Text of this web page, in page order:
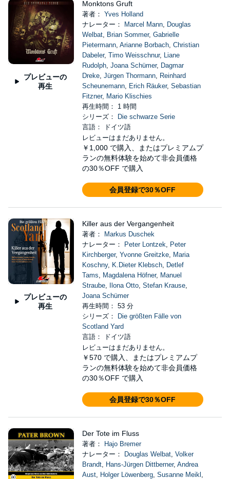
プレビューの
再生
Monktons Gruft
著者： Yves Holland
ナレーター：
Marcel Mann, Douglas
Welbat, Brian Sommer, Gabrielle
Pietermann, Arianne Borbach, Christian
Dabeler, Timo Weisschnur, Liane
Rudolph, Joana Schümer, Dagmar
Dreke, Jürgen Thormann, Reinhard
Scheunemann, Erich Räuker, Sebastian
Fitzner, Mario Klischies
再生時間： 1 時間
シリーズ：
Die schwarze Serie
言語： ドイツ語
レビューはまだありません。
￥1,000 で購入、またはプレミアムプ
ランの無料体験を始めて非会員価格
の30％OFF で購入
会員登録で30％OFF
プレビューの
再生
Killer aus der Vergangenheit
著者：
Markus Duschek
ナレーター：
Peter Lontzek, Peter
Kirchberger, Yvonne Greitzke, Maria
Koschny, K.Dieter Klebsch, Detlef
Tams, Magdalena Höfner, Manuel
Straube, Ilona Otto, Stefan Krause,
Joana Schümer
再生時間： 53 分
シリーズ：
Die größten Fälle von
Scotland Yard
言語： ドイツ語
レビューはまだありません。
￥570 で購入、またはプレミアムプ
ランの無料体験を始めて非会員価格
の30％OFF で購入
会員登録で30％OFF
Der Tote im Fluss
著者：
Hajo Bremer
ナレーター：
Douglas Welbat, Volker
Brandt, Hans-Jürgen Dittberner, Andrea
Aust, Holger Löwenberg, Susanne Meikl ,